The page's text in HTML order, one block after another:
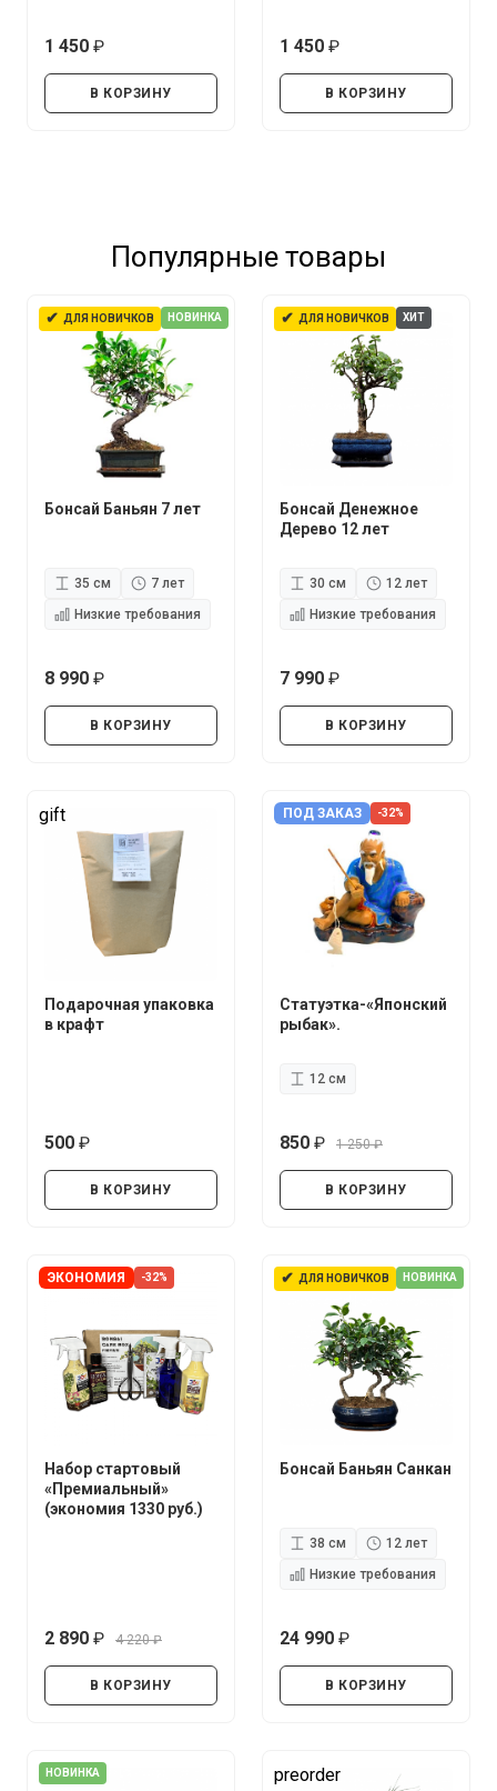
1 450
В КОРЗИНУ
1 450
В КОРЗИНУ
Популярные товары
✔ ДЛЯ НОВИЧКОВ НОВИНКА
Бонсай Баньян 7 лет
35 см
7 лет
Низкие требования
8 990
В КОРЗИНУ
✔ ДЛЯ НОВИЧКОВ ХИТ
Бонсай Денежное
Дерево 12 лет
30 см
12 лет
Низкие требования
7 990
В КОРЗИНУ
gift
Подарочная упаковка
в крафт
500
В КОРЗИНУ
ПОД ЗАКАЗ -32%
Статуэтка-«Японский
рыбак».
12 см
850
1 250
В КОРЗИНУ
ЭКОНОМИЯ -32%
Набор стартовый
«Премиальный»
(экономия 1330 руб.)
2 890
4 220
В КОРЗИНУ
✔ ДЛЯ НОВИЧКОВ НОВИНКА
Бонсай Баньян Санкан
38 см
12 лет
Низкие требования
24 990
В КОРЗИНУ
НОВИНКА preorder